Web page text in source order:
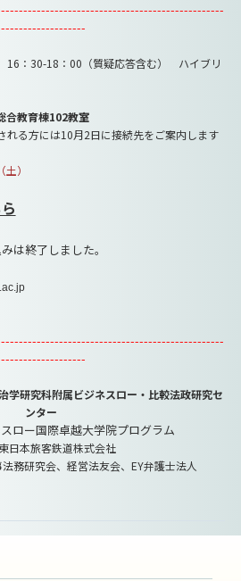
16：30-18：00（質疑応答含む） ハイブリ
教育棟102教室
には10月2日に接続先をご案内します
）
は終了しました。
学研究科附属ビジネスロー・比較法政研究セ
ンター
ロー国際卓越大学院プログラム
日本旅客鉄道株式会社
務研究会、経営法友会、EY弁護士法人